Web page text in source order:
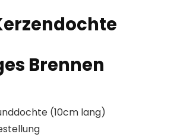
Brennen
(10cm lang)